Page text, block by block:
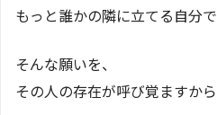
もっと誰かの隣に立てる自分で
そんな願いを、
その人の存在が呼び覚ますから